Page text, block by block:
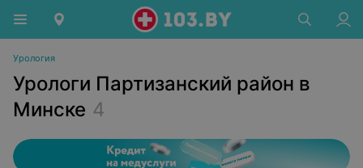
Урология
Урологи Партизанский район в
Минске 4